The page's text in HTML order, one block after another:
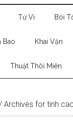
Tử Vi Bói
Bao Khai Vận
Thuật Thôi Miên
Archives for tinh